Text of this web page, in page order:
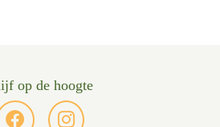
op de hoogte